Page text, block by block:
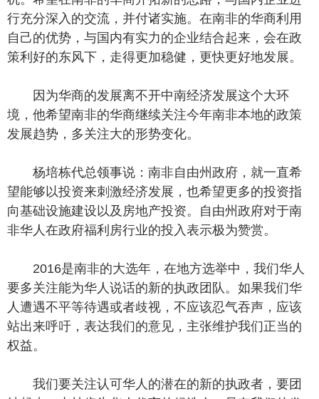
行充分深入的交流，并付诸实施。在南非的华商利用
自己的优势，与国内有实力的企业结合起来，会在政
策利好的东风下，走得更加稳健，更快更好地发展。
因为华商的发展离不开中南经济发展这个大环
境，他希望南非的华商继续关注今年南非本地的政策
发展趋势，多关注大的形势变化。
杨培栋代总领事说：南非自由州政府，就一直希
望能够以投资来刺激经济发展，也希望更多的投资指
向基础设施建设以及房地产投资。自由州政府对于南
非华人在政府福利房行业的投入表示极为赞赏。
2016是南非的大选年，在地方选举中，我们华人
要多关注能为华人说话的新的执政团队。如果我们华
人遭遇不平等待遇或者歧视，不应该忍气吞声，应该
站出来呼吁，表达我们的意见，主张维护我们正当的
权益。
我们要关注认可华人的潜在的新的执政者，要团